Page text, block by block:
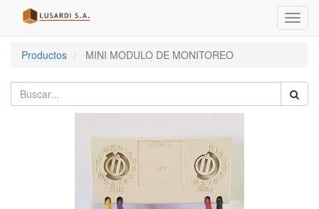
Menú
de
Productos MINI MODULO DE MONITOREO